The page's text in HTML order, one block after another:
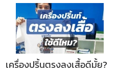
เครื่องปริ้นตรงลงเสื้อดีมั้ย?